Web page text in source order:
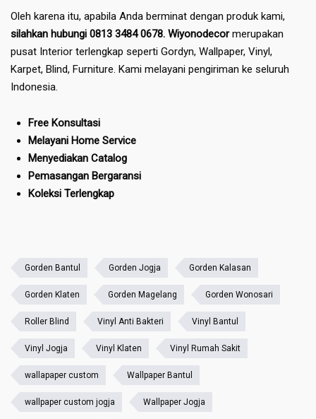
Oleh karena itu, apabila Anda berminat dengan produk kami,
silahkan hubungi 0813 3484 0678. Wiyonodecormerupakan
pusat Interior terlengkap seperti Gordyn, Wallpaper, Vinyl,
Karpet, Blind, Furniture. Kami melayani pengiriman ke seluruh
Indonesia.
Free Konsultasi
Melayani Home Service
Menyediakan Catalog
Pemasangan Bergaransi
Koleksi Terlengkap
Gorden Bantul Gorden Jogja Gorden Kalasan
Gorden Klaten Gorden Magelang Gorden Wonosari
Roller Blind Vinyl Anti Bakteri Vinyl Bantul
Vinyl Jogja Vinyl Klaten Vinyl Rumah Sakit
wallapaper custom Wallpaper Bantul
wallpaper custom jogja Wallpaper Jogja